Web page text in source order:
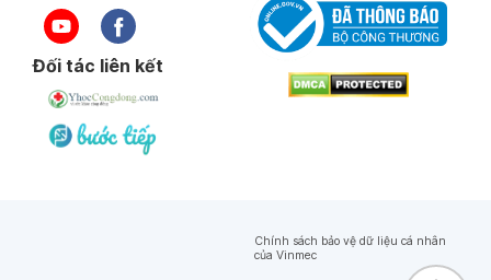
Đối tác liên kết
Chính sách bảo vệ dữ liệu cá nhân
của Vinmec